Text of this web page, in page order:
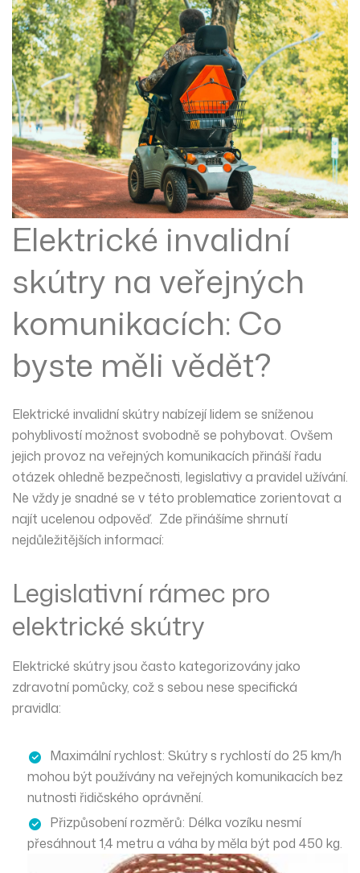
Elektrické invalidní
skútry na veřejných
komunikacích: Co
byste měli vědět?
Elektrické invalidní skútry nabízejí lidem se sníženou
pohyblivostí možnost svobodně se pohybovat. Ovšem
jejich provoz na veřejných komunikacích přináší řadu
otázek ohledně bezpečnosti, legislativy a pravidel užívání.
Ne vždy je snadné se v této problematice zorientovat a
najít ucelenou odpověď. Zde přinášíme shrnutí
nejdůležitějších informací:
Legislativní rámec pro
elektrické skútry
Elektrické skútry jsou často kategorizovány jako
zdravotní pomůcky, což s sebou nese specifická
pravidla:
Maximální rychlost: Skútry s rychlostí do 25 km/h
mohou být používány na veřejných komunikacích bez
nutnosti řidičského oprávnění.
Přizpůsobení rozměrů: Délka vozíku nesmí
přesáhnout 1,4 metru a váha by měla být pod 450 kg.